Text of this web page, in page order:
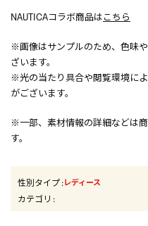
NAUTICAコラボ商品はこちら
※画像はサンプルのため、色味
ざいます。
※光の当たり具合や閲覧環境に
がございます。
※一部、素材情報の詳細などは
す。
性別タイプ:レディース
カテゴリ :